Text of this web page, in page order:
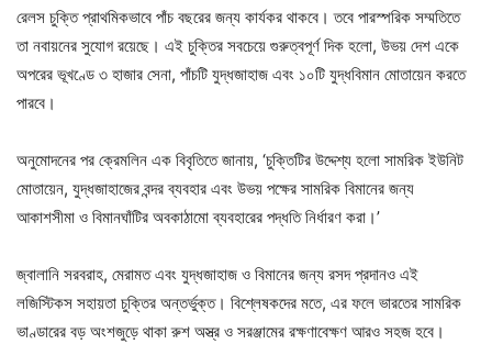
রেলস চুক্তি প্রাথমিকভাবে পাঁচ বছরের জন্য কার্যকর থাকবে। তবে পারস্পরিক সম্মতিতে
তা নবায়নের সুযোগ রয়েছে। এই চুক্তির সবচেয়ে গুরুত্বপূর্ণ দিক হলো, উভয় দেশ একে
অপরের ভূখণ্ডে ৩ হাজার সেনা, পাঁচটি যুদ্ধজাহাজ এবং ১০টি যুদ্ধবিমান মোতায়েন করতে
পারবে।
অনুমোদনের পর ক্রেমলিন এক বিবৃতিতে জানায়, ‘চুক্তিটির উদ্দেশ্য হলো সামরিক ইউনিট
মোতায়েন, যুদ্ধজাহাজের বন্দর ব্যবহার এবং উভয় পক্ষের সামরিক বিমানের জন্য
আকাশসীমা ও বিমানঘাঁটির অবকাঠামো ব্যবহারের পদ্ধতি নির্ধারণ করা।’
জ্বালানি সরবরাহ, মেরামত এবং যুদ্ধজাহাজ ও বিমানের জন্য রসদ প্রদানও এই
লজিস্টিকস সহায়তা চুক্তির অন্তর্ভুক্ত। বিশ্লেষকদের মতে, এর ফলে ভারতের সামরিক
ভাণ্ডারের বড় অংশজুড়ে থাকা রুশ অস্ত্র ও সরঞ্জামের রক্ষণাবেক্ষণ আরও সহজ হবে।